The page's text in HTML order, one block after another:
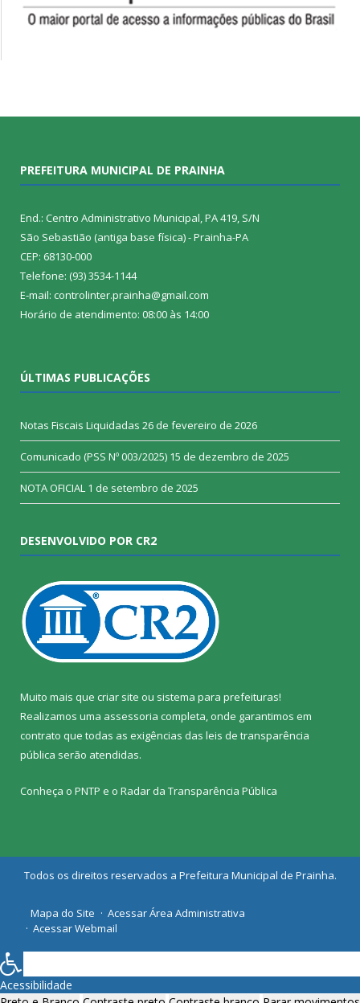
PREFEITURA MUNICIPAL DE PRAINHA
End.: Centro Administrativo Municipal, PA 419, S/N
São Sebastião (antiga base física) - Prainha-PA
CEP: 68130-000
Telefone: (93) 3534-1144
E-mail: controlinter.prainha@gmail.com
Horário de atendimento: 08:00 às 14:00
ÚLTIMAS PUBLICAÇÕES
Notas Fiscais Liquidadas 26 de fevereiro de 2026
Comunicado (PSS Nº 003/2025) 15 de dezembro de 2025
NOTA OFICIAL 1 de setembro de 2025
DESENVOLVIDO POR CR2
Muito mais que criar site ou sistema para prefeituras!
Realizamos uma assessoria completa, onde garantimos em
contrato que todas as exigências das leis de transparência
pública serão atendidas.
Conheça o PNTP e o Radar da Transparência Pública
Todos os direitos reservados a Prefeitura Municipal de Prainha.
Mapa do Site
Acessar Área Administrativa
Acessar Webmail
Acessibilidade